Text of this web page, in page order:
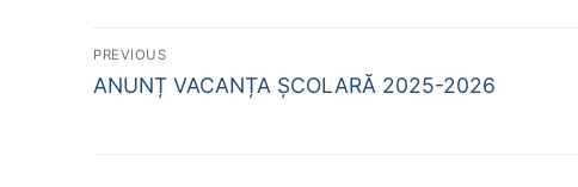
Navigare
în
PREVIOUS
Previous
ANUNȚ VACANȚA ȘCOLARĂ 2025-2026